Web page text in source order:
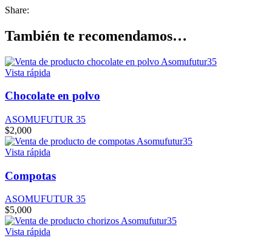
Share:
También te recomendamos…
Vista rápida
Chocolate en polvo
ASOMUFUTUR 35
$2,000
Vista rápida
Compotas
ASOMUFUTUR 35
$5,000
Vista rápida